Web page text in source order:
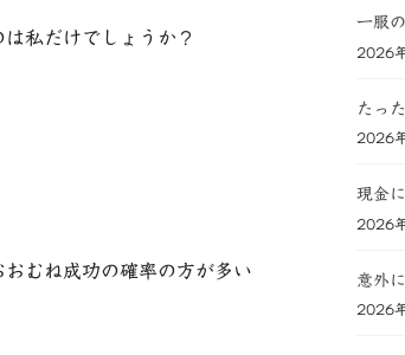
私だけでしょうか？
むね成功の確率の方が多い
一服
2026
たっ
2026
現金
2026
意外
2026